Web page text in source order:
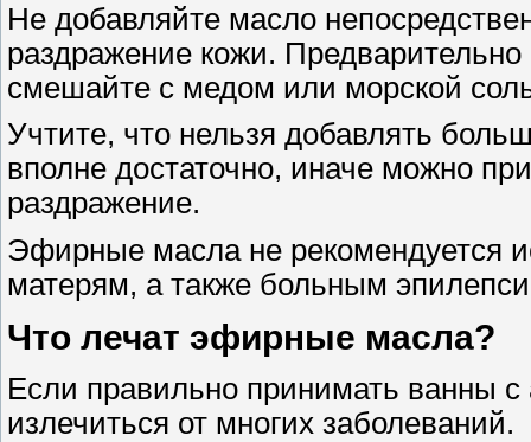
Не добавляйте масло
раздражение кожи.
смешайте с медом или морской
Учтите, что нельзя добавлять
вполне достаточно, иначе можно
раздражение.
Эфирные масла не рекомендуется
матерям, а также больным
Что лечат эфирные масла?
Если правильно принимать ванны
излечиться от многих заболеваний.